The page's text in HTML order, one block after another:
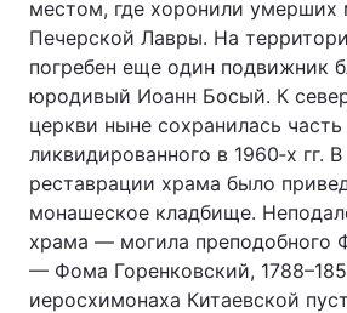
местом, где хоронили умерших
Печерской Лавры. На
погребен еще один подвижник
юродивый Иоанн Босый. К
церкви ныне сохранилась
ликвидированного в 1960‑х гг.
реставрации храма было
монашеское кладбище.
храма — могила преподобного
— Фома Горенковский,
иеросхимонаха Китаевской